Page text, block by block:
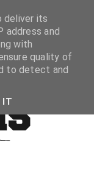
deliver its
address and
with
quality of
to detect and
IT